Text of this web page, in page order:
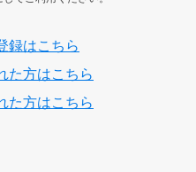
録はこちら
た方はこちら
た方はこちら